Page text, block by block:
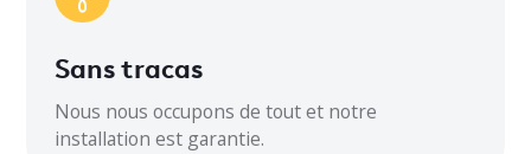
Bruit extérieur
Bruit intérieur
Sans tracas
Nous nous occupons de tout et notre
installation est garantie.